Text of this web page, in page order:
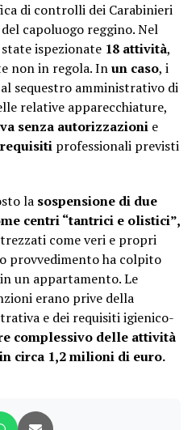
di controlli dei Carabinieri
capoluogo reggino. Nel
ispezionate 18 attività,
non in regola. Inun caso, i
sequestro amministrativo di
relative apparecchiature,
senza autorizzazionie
professionali previsti
la sospensione di due
centri “tantrici e olistici”,
come veri e propri
provvedimento ha colpito
un appartamento. Le
erano prive della
e dei requisiti igienico-
complessivo delle attività
circa 1,2 milioni di euro.